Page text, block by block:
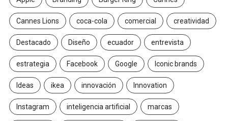
Cannes Lions coca-cola comercial creatividad
Destacado Diseño ecuador entrevista
estrategia Facebook Google Iconic brands
Ideas ikea innovación Innovation
Instagram inteligencia artificial marcas